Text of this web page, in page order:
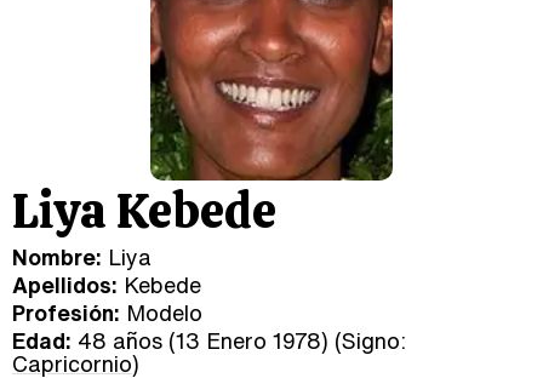
Liya Kebede
Nombre: Liya
Apellidos: Kebede
Profesión: Modelo
Edad: 48 años (13 Enero 1978) (Signo:
Capricornio)